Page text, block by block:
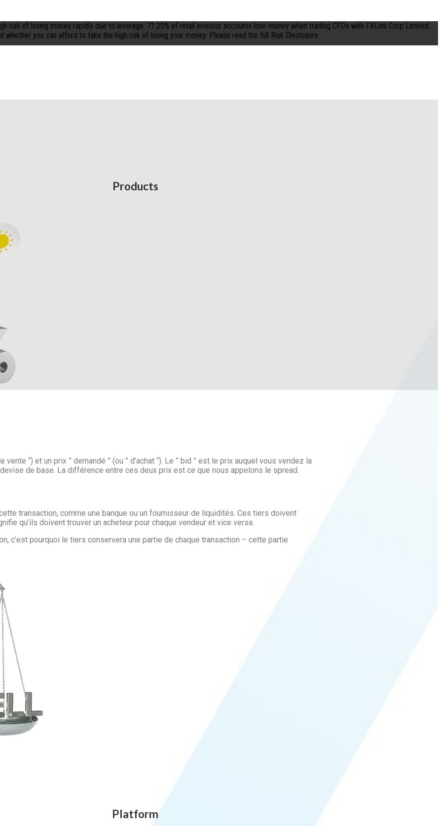
risk of losing money rapidly due to leverage. 71.25% of retail investor accounts lose money when trading CFDs with FXLink Corp Limited.
whether you can afford to take the high risk of losing your money. Please read the full Risk Disclosure.
Products
Platform
“) et un prix ” demandé ” (ou ” d’achat “). Le ” bid ” est le prix auquel vous vendez la
de base. La différence entre ces deux prix est ce que nous appelons le spread.
transaction, comme une banque ou un fournisseur de liquidités. Ces tiers doivent
qu’ils doivent trouver un acheteur pour chaque vendeur et vice versa.
c’est pourquoi le tiers conservera une partie de chaque transaction – cette partie